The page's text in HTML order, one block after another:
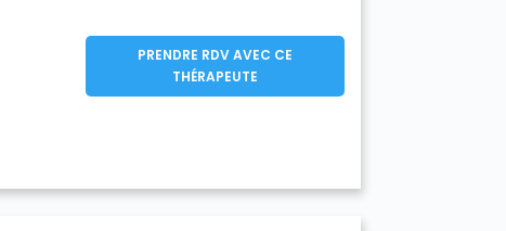
PRENDRE RDV AVEC CE
THÉRAPEUTE